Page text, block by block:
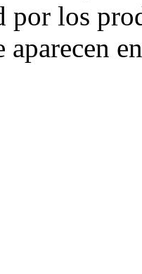
por los
aparecen